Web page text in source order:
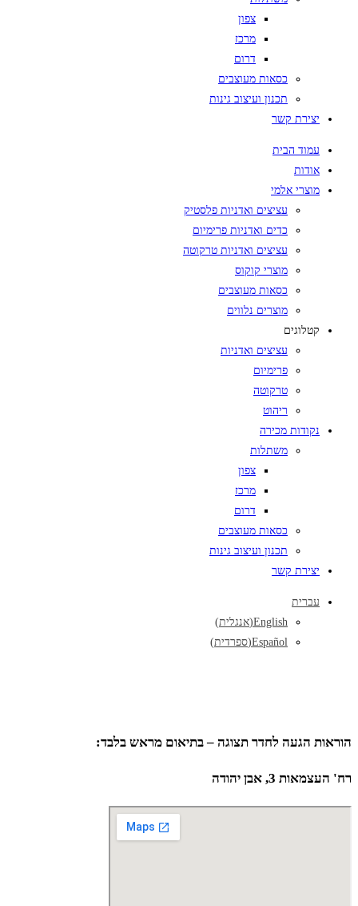
צפון
מרכז
דרום
כסאות מעוצבים
תכנון ועיצוב גינות
יצירת קשר
עמוד הבית
אודות
מוצרי אלמי
עציצים ואדניות פלסטיק
כדים ואדניות פרימיום
עציצים ואדניות טרקוטה
מוצרי קוקוס
כסאות מעוצבים
מוצרים נלווים
קטלוגים
עציצים ואדניות
פרימיום
טרקוטה
ריהוט
נקודות מכירה
משתלות
צפון
מרכז
דרום
כסאות מעוצבים
תכנון ועיצוב גינות
יצירת קשר
עברית
English
(אנגלית)
Español
(ספרדית)
הוראות הגעה לחדר תצוגה – בתיאום מראש בלבד:
רח' העצמאות 3, אבן יהודה